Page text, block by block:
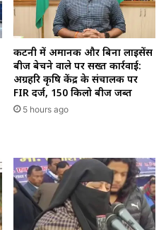
कटनी में अमानक और बिना लाइसेंस
बीज बेचने वाले पर सख्त कार्रवाई:
अग्रहरि कृषि केंद्र के संचालक पर
FIR दर्ज, 150 किलो बीज जब्त
5 hours ago